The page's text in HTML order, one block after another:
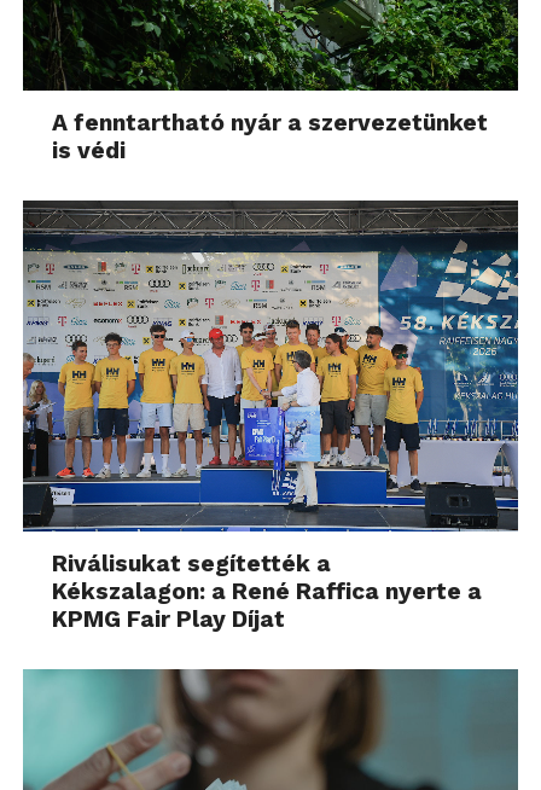
A fenntartható nyár a szervezetünket
is védi
Riválisukat segítették a
Kékszalagon: a René Raffica nyerte a
KPMG Fair Play Díjat